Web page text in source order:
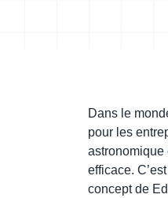
Dans le
pour les
astronomique
efficace.
concept de